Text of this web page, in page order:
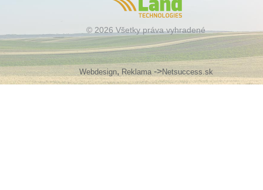
© 2026 Všetky práva vyhradené
Webdesign,Reklama->Netsuccess.sk